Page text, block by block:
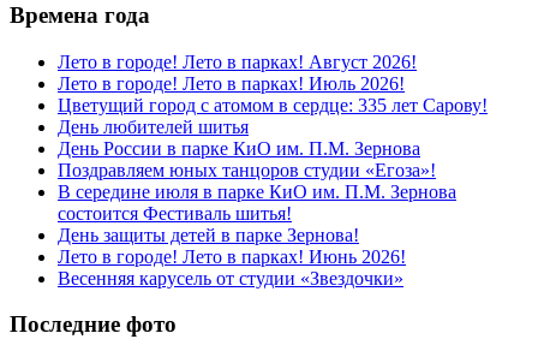
Времена года
Лето в городе! Лето в парках! Август 2026!
Лето в городе! Лето в парках! Июль 2026!
Цветущий город с атомом в сердце: 335 лет Сарову!
День любителей шитья
День России в парке КиО им. П.М. Зернова
Поздравляем юных танцоров студии «Егоза»!
В середине июля в парке КиО им. П.М. Зернова
состоится Фестиваль шитья!
День защиты детей в парке Зернова!
Лето в городе! Лето в парках! Июнь 2026!
Весенняя карусель от студии «Звездочки»
Последние фото